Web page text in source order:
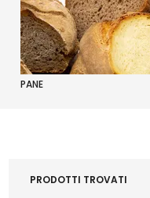
PANE
PRODOTTI TROVATI